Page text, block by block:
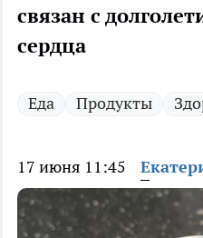
связан с
сердца
Еда Продукты
17 июня 11:45